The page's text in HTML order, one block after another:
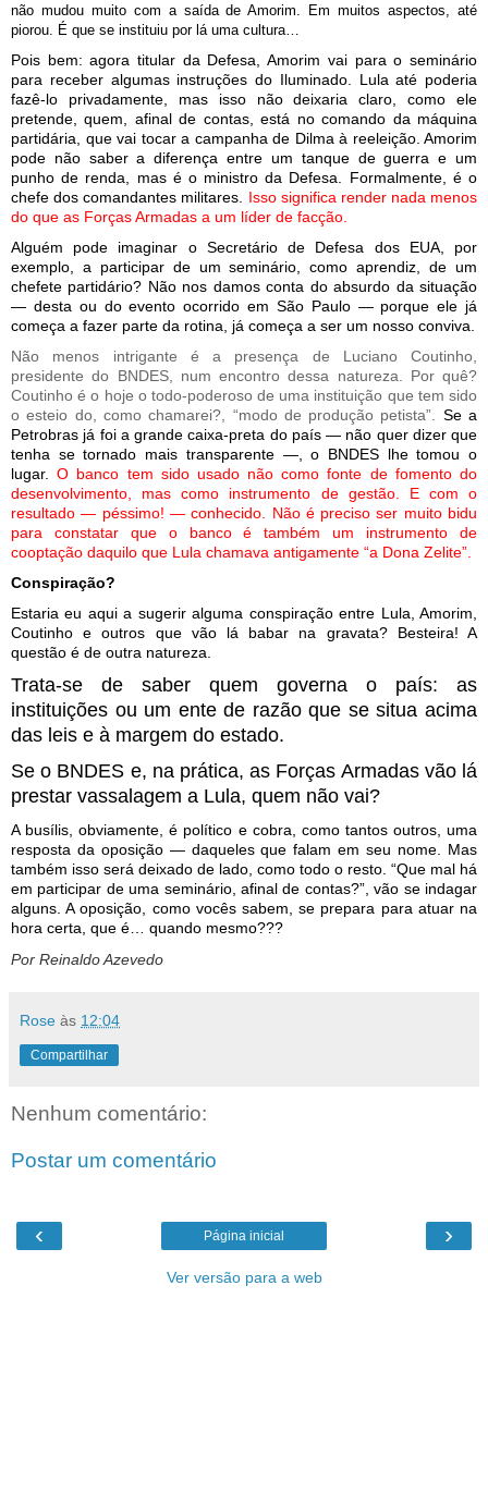
não mudou muito com a saída de Amorim. Em muitos aspectos, até
piorou. É que se instituiu por lá uma cultura…
Pois bem: agora titular da Defesa, Amorim vai para o seminário
para receber algumas instruções do Iluminado. Lula até poderia
fazê-lo privadamente, mas isso não deixaria claro, como ele
pretende, quem, afinal de contas, está no comando da máquina
partidária, que vai tocar a campanha de Dilma à reeleição. Amorim
pode não saber a diferença entre um tanque de guerra e um
punho de renda, mas é o ministro da Defesa. Formalmente, é o
chefe dos comandantes militares. Isso significa render nada menos
do que as Forças Armadas a um líder de facção.
Alguém pode imaginar o Secretário de Defesa dos EUA, por
exemplo, a participar de um seminário, como aprendiz, de um
chefete partidário? Não nos damos conta do absurdo da situação
— desta ou do evento ocorrido em São Paulo — porque ele já
começa a fazer parte da rotina, já começa a ser um nosso conviva.
Não menos intrigante é a presença de Luciano Coutinho,
presidente do BNDES, num encontro dessa natureza. Por quê?
Coutinho é o hoje o todo-poderoso de uma instituição que tem sido
o esteio do, como chamarei?, “modo de produção petista”.
Se a
Petrobras já foi a grande caixa-preta do país — não quer dizer que
tenha se tornado mais transparente —, o BNDES lhe tomou o
lugar.O banco tem sido usado não como fonte de fomento do
desenvolvimento, mas como instrumento de gestão. E com o
resultado — péssimo! — conhecido. Não é preciso ser muito bidu
para constatar que o banco é também um instrumento de
cooptação daquilo que Lula chamava antigamente “a Dona Zelite”.
Conspiração?
Estaria eu aqui a sugerir alguma conspiração entre Lula, Amorim,
Coutinho e outros que vão lá babar na gravata? Besteira! A
questão é de outra natureza.
Trata-se de saber quem governa o país: as
instituições ou um ente de razão que se situa acima
das leis e à margem do estado.
Se o BNDES e, na prática, as Forças Armadas vão lá
prestar vassalagem a Lula, quem não vai?
A busílis, obviamente, é político e cobra, como tantos outros, uma
resposta da oposição — daqueles que falam em seu nome. Mas
também isso será deixado de lado, como todo o resto. “Que mal há
em participar de uma seminário, afinal de contas?”, vão se indagar
alguns. A oposição, como vocês sabem, se prepara para atuar na
hora certa, que é… quando mesmo???
Por Reinaldo Azevedo
Rose às 12:04
Compartilhar
Nenhum comentário:
Postar um comentário
‹ ›
Página inicial
Ver versão para a web